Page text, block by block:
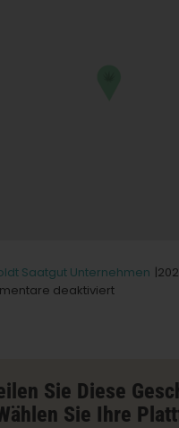
Saatgut Unternehmen
deaktiviertfür
Eureka
Sie Diese
Sie Ihre